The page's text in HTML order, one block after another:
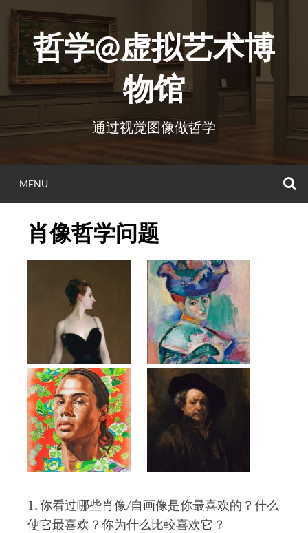
Skip
content哲学@虚拟艺术博
物馆
通过视觉图像做哲学
MENU
肖像哲学问题
1. 你看过哪些肖像/自画像是你最喜欢的？什么
使它最喜欢？你为什么比較喜欢它？